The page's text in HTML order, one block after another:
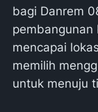
bagi Danrem
pembangunan
mencapai
memilih
untuk menuju